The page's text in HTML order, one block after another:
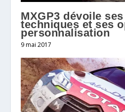
MXGP3 dévoile
techniques et ses
personnalisation
9 mai 2017